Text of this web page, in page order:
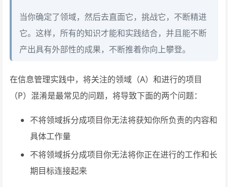
当你确定了领域，然后去直面它，挑战它，不断精进
它。这样，所有的知识才能和实践结合，并且能不断
产出具有外部性的成果，不断推着你向上攀登。
在信息管理实践中，将关注的领域（A）和进行的项目
（P）混淆是最常见的问题，将导致下面的两个问题：
不将领域拆分成项目你无法将获知你所负责的内容和
具体工作量
不将领域拆分成项目你无法将你正在进行的工作和长
期目标连接起来